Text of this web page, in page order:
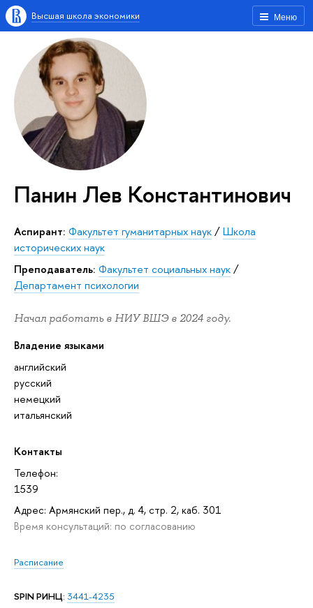
Меню
Высшая школа экономики
Панин Лев Константинович
аспирант: Факультет гуманитарных наук/Школа
исторических наук
Преподаватель: Факультет социальных наук/
Департамент психологии
Начал работать в НИУ ВШЭ в 2024 году.
Владение языками
английский
русский
немецкий
итальянский
Контакты
Телефон:
1539
Адрес: Армянский пер., д. 4, стр. 2, каб. 301
Время консультаций: по согласованию
Расписание
SPIN РИНЦ: 3441-4235